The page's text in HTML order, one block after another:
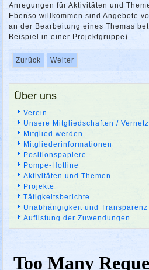
Anregungen für Aktivitäten und
Ebenso willkommen sind Angebote
an der Bearbeitung eines Themas
Beispiel in einer Projektgruppe).
Zurück Weiter
Über uns
Verein
Unsere Mitgliedschaften /
Mitglied werden
Mitgliederinformationen
Positionspapiere
Pompe-Hotline
Aktivitäten und Themen
Projekte
Tätigkeitsberichte
Unabhängigkeit und Transparenz
Auflistung der Zuwendungen